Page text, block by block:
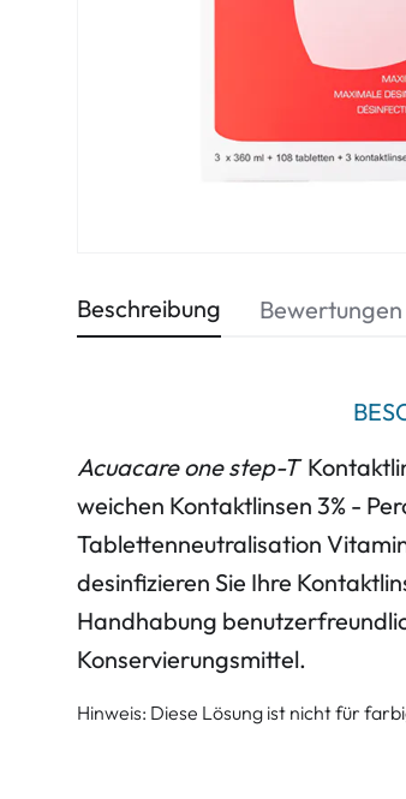
Beschreibung
Acuacare one step-T
weichen Kontaktlinsen 3% -
Tablettenneutralisation
desinfizieren Sie Ihre
Handhabung
Konservierungsmittel.
Hinweis: Diese Lösung ist nicht für
Bewertungen